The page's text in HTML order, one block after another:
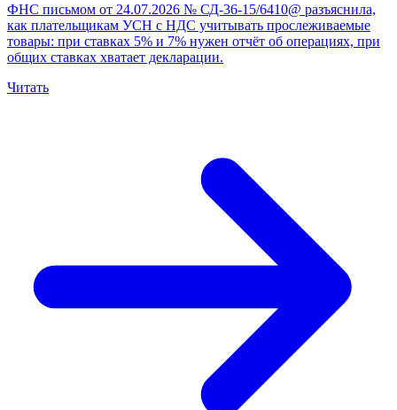
ФНС письмом от 24.07.2026 № СД-36-15/6410@ разъяснила,
как плательщикам УСН с НДС учитывать прослеживаемые
товары: при ставках 5% и 7% нужен отчёт об операциях, при
общих ставках хватает декларации.
Читать